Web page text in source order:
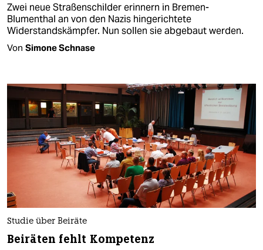
Zwei neue Straßenschilder erinnern in Bremen-
Blumenthal an von den Nazis hingerichtete
Widerstandskämpfer. Nun sollen sie abgebaut werden.
Von Simone Schnase
Studie über Beiräte
Beiräten fehlt Kompetenz